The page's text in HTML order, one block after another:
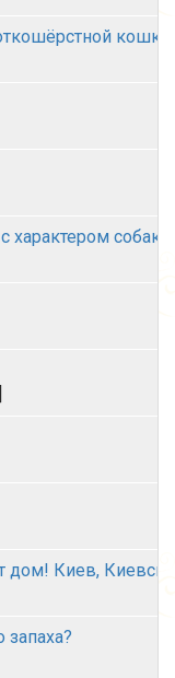
собаки!
дом! Киев,
запаха?